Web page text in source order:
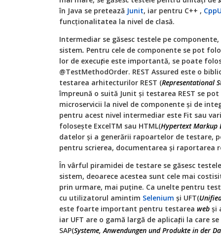
în Java se pretează Junit, iar pentru C++ ,
funcționalitatea la nivel de clasă.
Intermediar se găsesc testele pe
sistem. Pentru cele de componente se pot
lor de execuţie este importantă, se poate
@TestMethodOrder. REST Assured este o
testarea arhitecturilor REST (Representational
împreună o suită Junit şi testarea REST se
microservicii la nivel de componente şi de
pentru acest nivel intermediar este Fit sau
foloseşte ExcelTM sau HTML(Hypertext Markup
datelor şi a generării rapoartelor de testare,
pentru scrierea, documentarea şi raportarea
În vârful piramidei de testare se găsesc
sistem, deoarece acestea sunt cele mai
prin urmare, mai puține. Ca unelte pentru
cu utilizatorul amintim Selenium și UFT(
este foarte important pentru testarea web şi
iar UFT are o gamă largă de aplicaţii la care
SAP(Systeme, Anwendungen und Produkte in der